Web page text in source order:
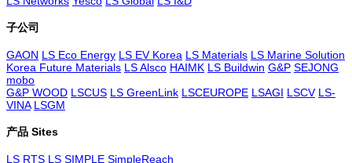
子公司
GAON LS Eco Energy LS EV Korea LS Materials LS Marine Solution
Korea Future Materials LS Alsco HAIMK LS Buildwin G&P SEJONG
mobo
G&P WOOD LSCUS LS GreenLink LSCEUROPE LSAGI LSCV LS-
VINA LSGM
产品 Sites
LS RTS LS SIMPLE SimpleReach